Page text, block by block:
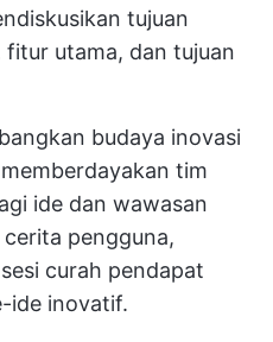
tujuan
utama, dan tujuan
budaya inovasi
tim
ide dan wawasan
cerita pengguna,
curah pendapat
ide inovatif.